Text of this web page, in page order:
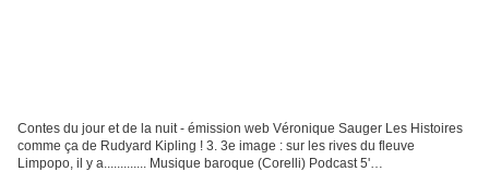
Contes du jour et de la nuit - émission web Véronique Sauger Les Histoires
comme ça de Rudyard Kipling ! 3. 3e image : sur les rives du fleuve
Limpopo, il y a............. Musique baroque (Corelli) Podcast 5'